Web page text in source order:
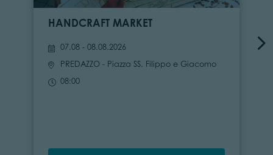
HANDCRAFT MARKET
07.08 - 08.08.2026
PREDAZZO - Piazza SS. Filippo e Giacomo
08:00